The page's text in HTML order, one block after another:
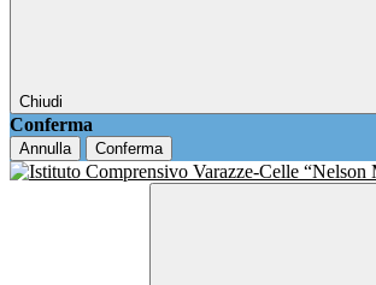
Chiudi
Conferma
Annulla Conferma